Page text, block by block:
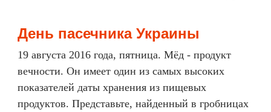
День пасечника Украины
19 августа 2016 года, пятница. Мёд - продукт
вечности. Он имеет один из самых высоких
показателей даты хранения из пищевых
продуктов. Представьте, найденный в гробницах